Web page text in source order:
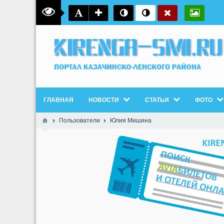
ГЛАВНАЯ НОВОСТИ СТАТЬИ ФОТО
Пользователи Юлия Мишина